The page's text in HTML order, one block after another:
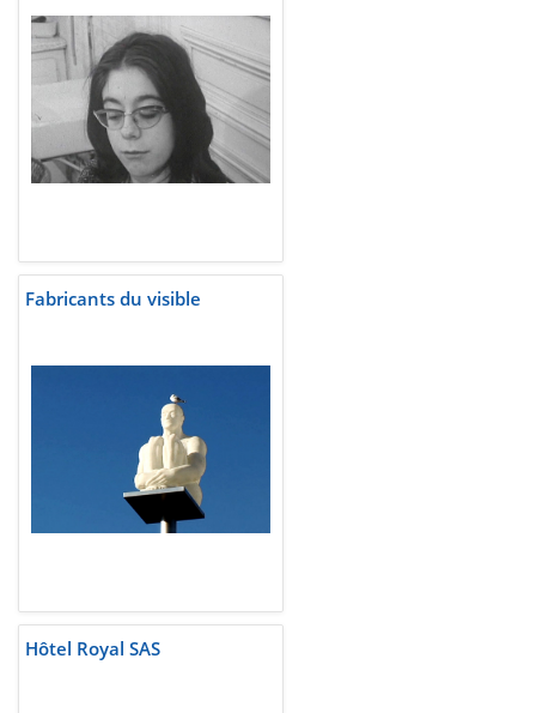
Fabricants du visible
Hôtel Royal SAS